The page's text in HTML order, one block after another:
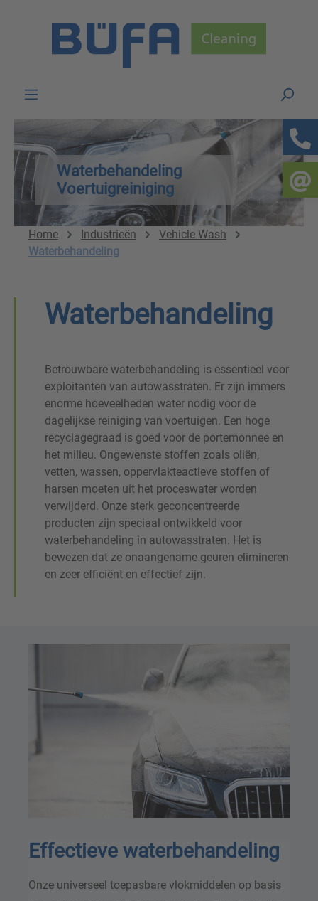
Waterbehandeling
Voertuigreiniging
Home Industrieën
Vehicle Wash
Waterbehandeling
Waterbehandeling
Betrouwbare waterbehandeling is essentieel voor
exploitanten van autowasstraten. Er zijn immers
enorme hoeveelheden water nodig voor de
dagelijkse reiniging van voertuigen. Een hoge
recyclagegraad is goed voor de portemonnee en
het milieu. Ongewenste stoffen zoals oliën,
vetten, wassen, oppervlakteactieve stoffen of
harsen moeten uit het proceswater worden
verwijderd. Onze sterk geconcentreerde
producten zijn speciaal ontwikkeld voor
waterbehandeling in autowasstraten. Het is
bewezen dat ze onaangename geuren elimineren
en zeer efficiënt en effectief zijn.
Effectieve waterbehandeling
Onze universeel toepasbare vlokmiddelen op basis